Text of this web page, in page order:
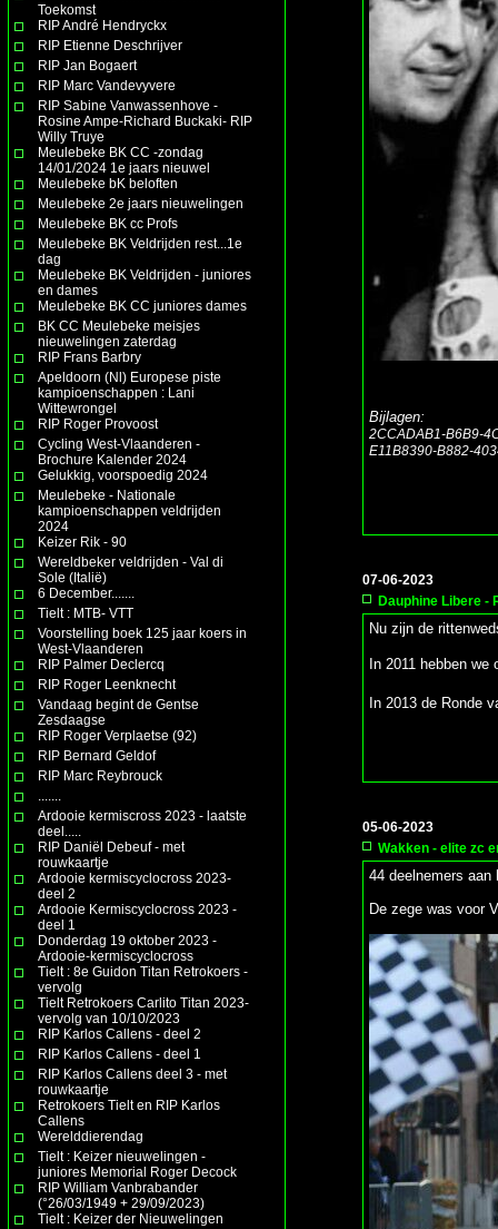
Toekomst
RIP André Hendryckx
RIP Etienne Deschrijver
RIP Jan Bogaert
RIP Marc Vandevyvere
RIP Sabine Vanwassenhove -
Rosine Ampe-Richard Buckaki- RIP
Willy Truye
Meulebeke BK CC -zondag
14/01/2024 1e jaars nieuwel
Meulebeke bK beloften
Meulebeke 2e jaars nieuwelingen
Meulebeke BK cc Profs
Meulebeke BK Veldrijden rest...1e
dag
Meulebeke BK Veldrijden - juniores
en dames
Meulebeke BK CC juniores dames
BK CC Meulebeke meisjes
nieuwelingen zaterdag
RIP Frans Barbry
Apeldoorn (Nl) Europese piste
kampioenschappen : Lani
Wittewrongel
RIP Roger Provoost
Cycling West-Vlaanderen -
Brochure Kalender 2024
Gelukkig, voorspoedig 2024
Meulebeke - Nationale
kampioenschappen veldrijden
2024
Keizer Rik - 90
Wereldbeker veldrijden - Val di
Sole (Italië)
6 December.......
Tielt : MTB- VTT
Voorstelling boek 125 jaar koers in
West-Vlaanderen
RIP Palmer Declercq
RIP Roger Leenknecht
Vandaag begint de Gentse
Zesdaagse
RIP Roger Verplaetse (92)
RIP Bernard Geldof
RIP Marc Reybrouck
Ardooie kermiscross 2023 - laatste
deel.....
RIP Daniël Debeuf - met
rouwkaartje
Ardooie kermiscyclocross 2023-
deel 2
Ardooie Kermiscyclocross 2023 -
deel 1
Donderdag 19 oktober 2023 -
Ardooie-kermiscyclocross
Tielt : 8e Guidon Titan Retrokoers -
vervolg
Tielt Retrokoers Carlito Titan 2023-
vervolg van 10/10/2023
RIP Karlos Callens - deel 2
RIP Karlos Callens - deel 1
RIP Karlos Callens deel 3 - met
rouwkaartje
Retrokoers Tielt en RIP Karlos
Callens
Werelddierendag
Tielt : Keizer nieuwelingen -
juniores Memorial Roger Decock
RIP William Vanbrabander
(°26/03/1949 + 29/09/2023)
Tielt : Keizer der Nieuwelingen
Bijlagen:
2CCADAB1-B6B9-
E11B8390-B882-
07-06-2023
Dauphine Libere -
Nu zijn de
In 2011 hebben
In 2013 de
05-06-2023
Wakken - elite zc
44 deelnemers
De zege was voor